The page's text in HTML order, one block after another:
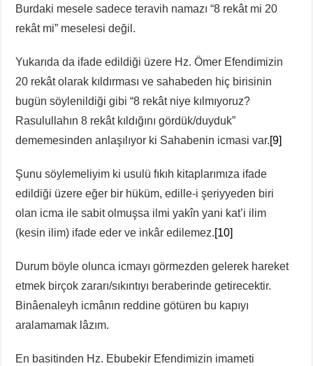
Burdaki mesele sadece teravih namazı “8 rekât mi 20
rekât mi” meselesi değil.
Yukarıda da ifade edildiği üzere Hz. Ömer Efendimizin
20 rekât olarak kıldırması ve sahabeden hiç birisinin
bugün söylenildiği gibi “8 rekât niye kılmıyoruz?
Rasulullahın 8 rekât kıldığını gördük/duyduk”
dememesinden anlaşılıyor ki Sahabenin icmasi var.[9]
Şunu söylemeliyim ki usulü fıkıh kitaplarımıza ifade
edildiği üzere eğer bir hüküm, edille-i şeriyyeden biri
olan icma ile sabit olmuşsa ilmi yakîn yani kat’i ilim
(kesin ilim) ifade eder ve inkâr edilemez.[10]
Durum böyle olunca icmayı görmezden gelerek hareket
etmek birçok zararı/sıkıntıyı beraberinde getirecektir.
Binâenaleyh icmânın reddine götüren bu kapıyı
aralamamak lâzım.
En basitinden Hz. Ebubekir Efendimizin imameti